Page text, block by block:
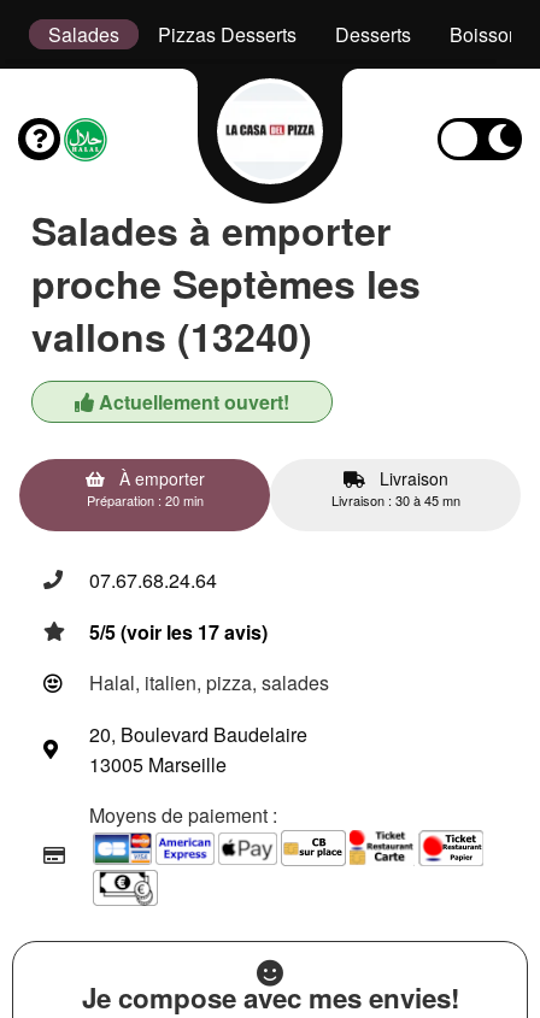
Salades Pizzas Desserts Desserts Boissons
Salades à emporter
proche Septèmes les
vallons (13240)
Actuellement ouvert!
À emporter
Préparation : 20 min
Livraison
Livraison : 30 à 45 mn
07.67.68.24.64
5/5 (voir les 17 avis)
Halal, italien, pizza, salades
20, Boulevard Baudelaire
13005 Marseille
Moyens de paiement :
Je compose avec mes envies!